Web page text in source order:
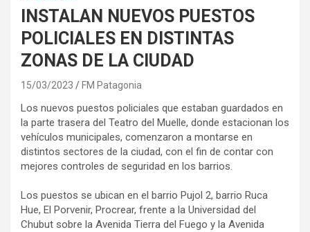
INSTALAN NUEVOS PUESTOS
POLICIALES EN DISTINTAS
ZONAS DE LA CIUDAD
15/03/2023 FM Patagonia
Los nuevos puestos policiales que estaban guardados en
la parte trasera del Teatro del Muelle, donde estacionan los
vehículos municipales, comenzaron a montarse en
distintos sectores de la ciudad, con el fin de contar con
mejores controles de seguridad en los barrios.
Los puestos se ubican en el barrio Pujol 2, barrio Ruca
Hue, El Porvenir, Procrear, frente a la Universidad del
Chubut sobre la Avenida Tierra del Fuego y la Avenida